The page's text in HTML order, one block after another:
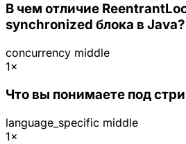
В чем отличие
synchronized блока в Java?
concurrency middle
1×
Что вы понимаете под
language_specific middle
1×